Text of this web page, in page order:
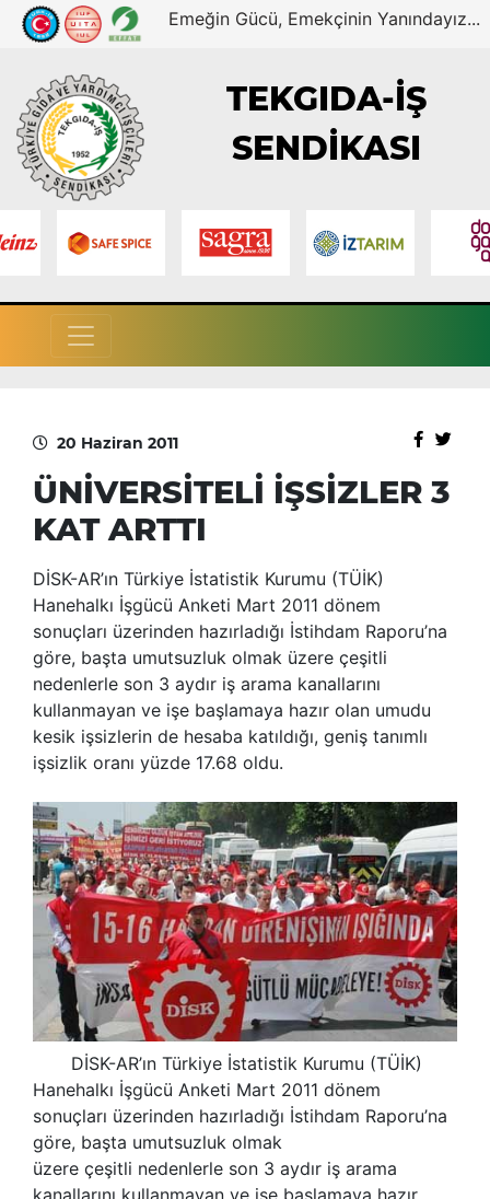
Emeğin Gücü, Emekçinin Yanındayız...
TEKGIDA-İŞ
SENDİKASI
20 Haziran 2011
ÜNİVERSİTELİ İŞSİZLER 3
KAT ARTTI
DİSK-AR’ın Türkiye İstatistik Kurumu (TÜİK)
Hanehalkı İşgücü Anketi Mart 2011 dönem
sonuçları üzerinden hazırladığı İstihdam Raporu’na
göre, başta umutsuzluk olmak üzere çeşitli
nedenlerle son 3 aydır iş arama kanallarını
kullanmayan ve işe başlamaya hazır olan umudu
kesik işsizlerin de hesaba katıldığı, geniş tanımlı
işsizlik oranı yüzde 17.68 oldu.
DİSK-AR’ın Türkiye İstatistik Kurumu (TÜİK)
Hanehalkı İşgücü Anketi Mart 2011 dönem
sonuçları üzerinden hazırladığı İstihdam Raporu’na
göre, başta umutsuzluk olmak
üzere çeşitli nedenlerle son 3 aydır iş arama
kanallarını kullanmayan ve işe başlamaya hazır